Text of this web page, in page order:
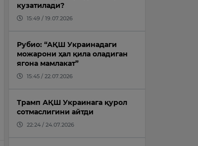
кузатилади?
15:49 / 19.07.2026
Рубио: “АҚШ Украинадаги
можарони ҳал қила оладиган
ягона мамлакат”
15:45 / 22.07.2026
Трамп АҚШ Украинага қурол
сотмаслигини айтди
22:24 / 24.07.2026